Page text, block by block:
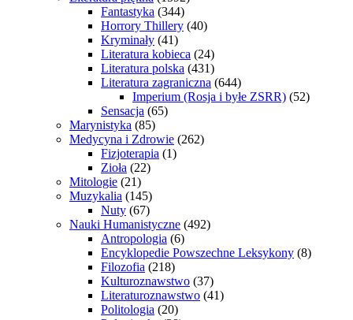
Fantastyka (344)
Horrory Thillery (40)
Kryminały (41)
Literatura kobieca (24)
Literatura polska (431)
Literatura zagraniczna (644)
Imperium (Rosja i byłe ZSRR) (52)
Sensacja (65)
Marynistyka (85)
Medycyna i Zdrowie (262)
Fizjoterapia (1)
Zioła (22)
Mitologie (21)
Muzykalia (145)
Nuty (67)
Nauki Humanistyczne (492)
Antropologia (6)
Encyklopedie Powszechne Leksykony (8)
Filozofia (218)
Kulturoznawstwo (37)
Literaturoznawstwo (41)
Politologia (20)